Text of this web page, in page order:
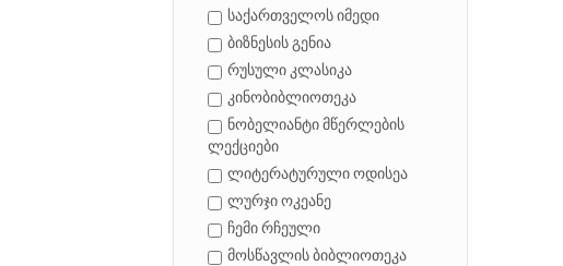
საქართველოს იმედი
ბიზნესის გენია
რუსული კლასიკა
კინობიბლიოთეკა
ნობელიანტი მწერლების
ლექციები
ლიტერატურული ოდისეა
ლურჯი ოკეანე
ჩემი რჩეული
მოსწავლის ბიბლიოთეკა